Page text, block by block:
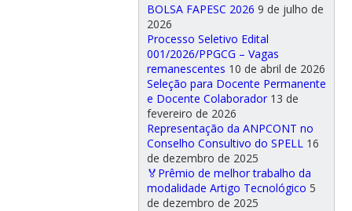
BOLSA FAPESC 2026 9 de julho de
2026
Processo Seletivo Edital
001/2026/PPGCG – Vagas
remanescentes 10 de abril de 2026
Seleção para Docente Permanente
e Docente Colaborador 13 de
fevereiro de 2026
Representação da ANPCONT no
Conselho Consultivo do SPELL 16
de dezembro de 2025
🏅Prêmio de melhor trabalho da
modalidade Artigo Tecnológico 5
de dezembro de 2025